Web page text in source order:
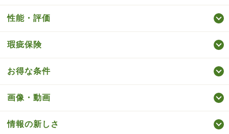
性能・評価
瑕疵保険
お得な条件
画像・動画
情報の新しさ